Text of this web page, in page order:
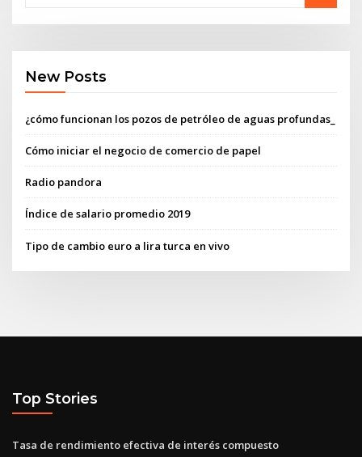
New Posts
¿cómo funcionan los pozos de petróleo de aguas profundas_
Cómo iniciar el negocio de comercio de papel
Radio pandora
Índice de salario promedio 2019
Tipo de cambio euro a lira turca en vivo
Top Stories
Tasa de rendimiento efectiva de interés compuesto